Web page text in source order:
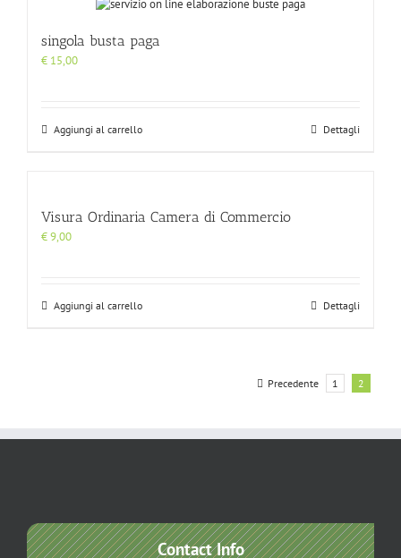
singola busta paga
€ 15,00
Aggiungi al carrello Dettagli
Visura Ordinaria Camera di Commercio
€9,00
Aggiungi al carrello Dettagli
Precedente 1 2
Contact Info